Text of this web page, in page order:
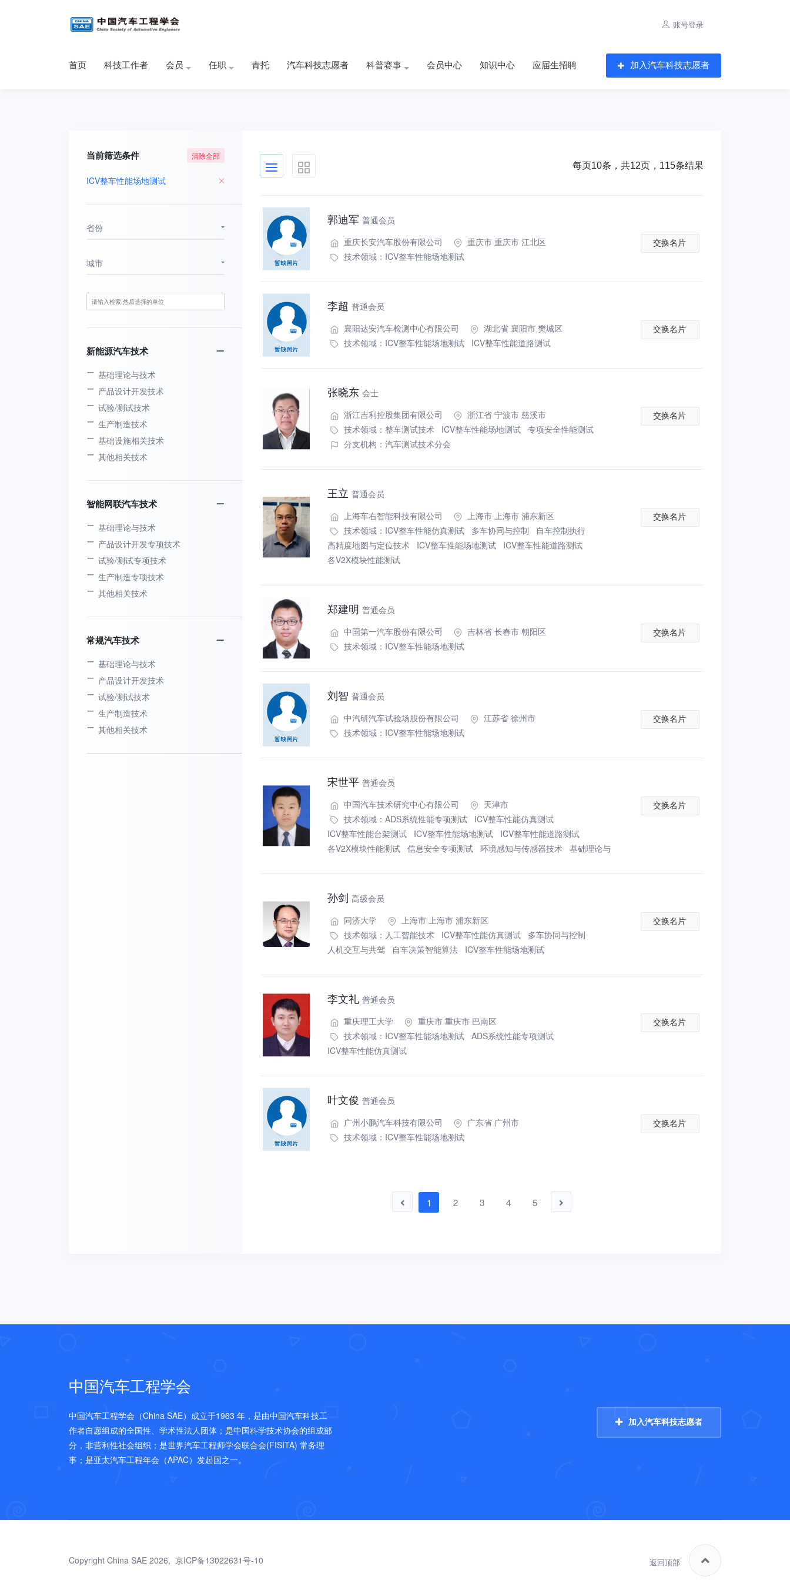
账号登录
首页 科技工作者 会员 任职 青托 汽车科技志愿者 科普赛事 会员中心 知识中心 应届生招聘 加入汽车科技志愿者
每页10条，共12页，115条结果
郭迪军 普通会员
重庆长安汽车股份有限公司
重庆市 重庆市 江北区
技术领域： ICV整车性能场地测试
交换名片
李超 普通会员
襄阳达安汽车检测中心有限公司
湖北省 襄阳市 樊城区
技术领域： ICV整车性能场地测试 ICV整车性能道路测试
交换名片
张晓东 会士
浙江吉利控股集团有限公司
浙江省 宁波市 慈溪市
技术领域： 整车测试技术 ICV整车性能场地测试 专项安全性能测试
分支机构：汽车测试技术分会
交换名片
王立 普通会员
上海车右智能科技有限公司
上海市 上海市 浦东新区
技术领域： ICV整车性能仿真测试 多车协同与控制
自车控制执行
高精度地图与定位技术
ICV整车性能场地测试
ICV整车性能道路测试
各V2X模块性能测试
交换名片
郑建明 普通会员
中国第一汽车股份有限公司
吉林省 长春市 朝阳区
技术领域： ICV整车性能场地测试
交换名片
刘智 普通会员
中汽研汽车试验场股份有限公司
江苏省 徐州市
技术领域： ICV整车性能场地测试
交换名片
宋世平 普通会员
中国汽车技术研究中心有限公司
天津市
技术领域： ADS系统性能专项测试
ICV整车性能仿真测试
ICV整车性能台架测试
ICV整车性能场地测试
ICV整车性能道路测试
各V2X模块性能测试 信息安全专项测试 环境感知与传感器技术 基础理论与
交换名片
孙剑 高级会员
同济大学
上海市 上海市 浦东新区
技术领域： 人工智能技术 ICV整车性能仿真测试
多车协同与控制
人机交互与共驾
自车决策智能算法 ICV整车性能场地测试
交换名片
李文礼 普通会员
重庆理工大学
重庆市 重庆市 巴南区
技术领域： ICV整车性能场地测试 ADS系统性能专项测试
ICV整车性能仿真测试
交换名片
叶文俊 普通会员
广州小鹏汽车科技有限公司
广东省 广州市
技术领域： ICV整车性能场地测试
交换名片
1 2 3 4 5
当前筛选条件 清除全部
ICV整车性能场地测试
省份
城市
新能源汽车技术
基础理论与技术
产品设计开发技术
试验/测试技术
生产制造技术
基础设施相关技术
其他相关技术
智能网联汽车技术
基础理论与技术
产品设计开发专项技术
试验/测试专项技术
生产制造专项技术
其他相关技术
常规汽车技术
基础理论与技术
产品设计开发技术
试验/测试技术
生产制造技术
其他相关技术
中国汽车工程学会
中国汽车工程学会（China SAE）成立于1963 年，是由中国汽车科技工
作者自愿组成的全国性、学术性法人团体；是中国科学技术协会的组成部
分，非营利性社会组织；是世界汽车工程师学会联合会(FISITA) 常务理
事；是亚太汽车工程年会（APAC）发起国之一。
加入汽车科技志愿者
Copyright China SAE 2026, 京ICP备13022631号-10 返回顶部